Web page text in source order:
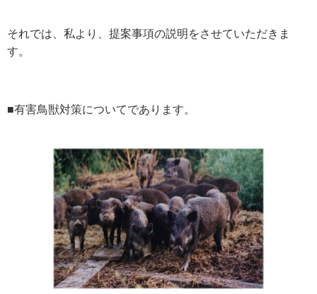
それでは、私より、提案事項の説明をさせていただきま
す。
■有害鳥獣対策についてであります。